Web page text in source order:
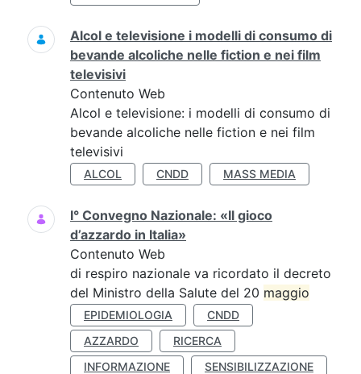
Alcol e televisione i modelli di consumo di
bevande alcoliche nelle fiction e nei film
televisivi
Contenuto Web
Alcol e televisione: i modelli di consumo di
bevande alcoliche nelle fiction e nei film
televisivi
ALCOL CNDD MASS MEDIA
I° Convegno Nazionale: «Il gioco
d’azzardo in Italia»
Contenuto Web
di respiro nazionale va ricordato il decreto
del Ministro della Salute del 20 maggio
EPIDEMIOLOGIA
CNDD
AZZARDO
RICERCA
INFORMAZIONE
SENSIBILIZZAZIONE